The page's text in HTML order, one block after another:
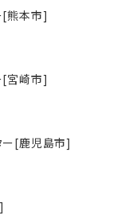
[熊本市]
[宮崎市]
ー[鹿児島市]